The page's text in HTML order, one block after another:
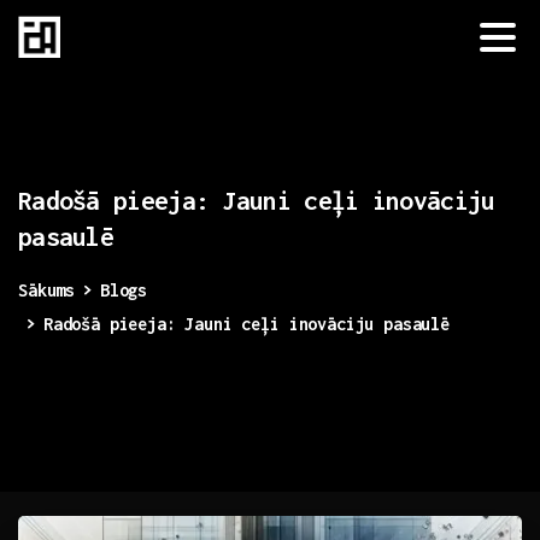
Radošā pieeja: Jauni ceļi
inovāciju
pasaulē
Sākums
Blogs
Radošā pieeja: Jauni ceļi inovāciju pasaulē